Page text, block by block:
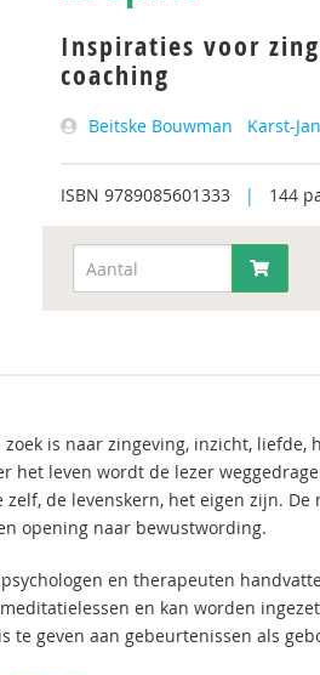
Inspiraties voor
coaching
Beitske Bouwman Karst-
ISBN 9789085601333 | 144
is naar zingeving, inzicht,
het leven wordt de lezer
de levenskern, het eigen zijn.
opening naar bewustwording.
en therapeuten
en kan worden
te geven aan gebeurtenissen als